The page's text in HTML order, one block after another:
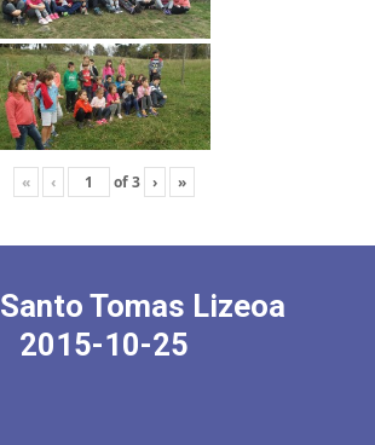
« ‹ of3 › »
Santo Tomas Lizeoa
2015-10-25